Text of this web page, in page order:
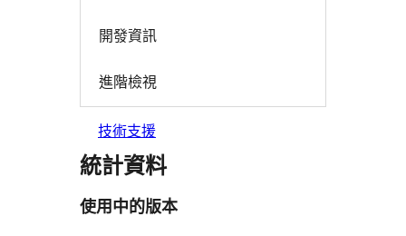
開發資訊
進階檢視
技術支援
統計資料
使用中的版本